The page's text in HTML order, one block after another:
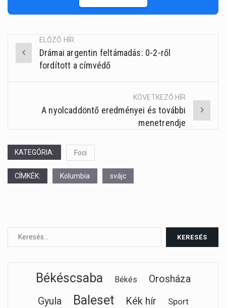
Post
navigation
ELŐZŐ HÍR
Drámai argentin feltámadás: 0-2-ről
fordított a címvédő
KÖVETKEZŐ HÍR
A nyolcaddöntő eredményei és további
menetrendje
KATEGÓRIA: Foci
CÍMKÉK: Kolumbia svájc
Békéscsaba Békés
Orosháza
Gyula
Baleset Kék hír Sport